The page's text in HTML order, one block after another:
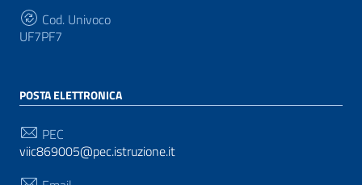
Cod. Univoco
UF7PF7
POSTA ELETTRONICA
PEC
viic869005@pec.istruzione.it